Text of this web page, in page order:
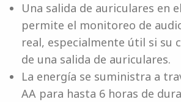
Una salida de auriculares en
permite el monitoreo de
real, especialmente útil si su
de una salida de auriculares.
La energía se suministra a
AA para hasta 6 horas de